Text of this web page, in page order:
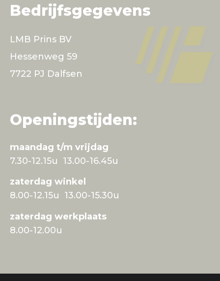
Bedrijfsgegevens
LMB Prins BV
Hessenweg 59
7722 PJ Dalfsen
Openingstijden:
maandag t/m vrijdag
7.30-12.15u 13.00-16.45u
zaterdag winkel
8.00-12.15u 13.00-15.30u
zaterdag werkplaats
8.00-12.00u